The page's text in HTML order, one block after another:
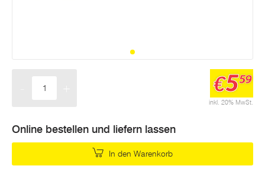
inkl. 20% MwSt.
€559
Online bestellen und liefern lassen
In den Warenkorb